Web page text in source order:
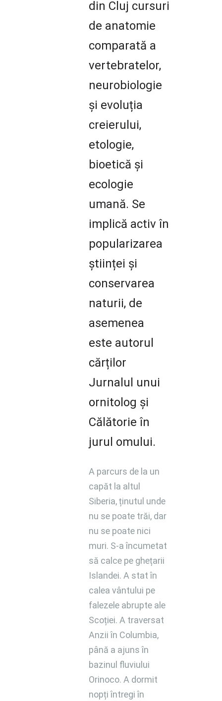
din Cluj cursuri
de anatomie
comparată a
vertebratelor,
neurobiologie
și evoluția
creierului,
etologie,
bioetică și
ecologie
umană. Se
implică activ în
popularizarea
științei și
conservarea
naturii, de
asemenea
este autorul
cărților
Jurnalul unui
ornitolog și
Călătorie în
jurul omului.
A parcurs de la un
capăt la altul
Siberia, ținutul unde
nu se poate trăi, dar
nu se poate nici
muri. S-a încumetat
să calce pe ghețarii
Islandei. A stat în
calea vântului pe
falezele abrupte ale
Scoției. A traversat
Anzii în Columbia,
până a ajuns în
bazinul fluviului
Orinoco. A dormit
nopți întregi în